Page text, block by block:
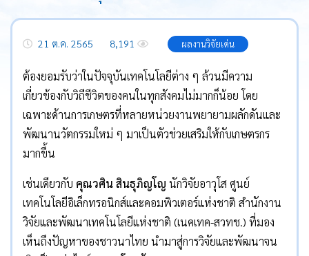
21 ต.ค. 2565 8,191 ผลงานวิจัยเด่น
ต้องยอมรับว่าในปัจจุบันเทคโนโลยีต่าง ๆ ล้วนมีความ
เกี่ยวข้องกับวิถีชีวิตของคนในทุกสังคมไม่มากก็น้อย โดย
เฉพาะด้านการเกษตรที่หลายหน่วยงานพยายามผลักดันและ
พัฒนานวัตกรรมใหม่ ๆ มาเป็นตัวช่วยเสริมให้กับเกษตรกร
มากขึ้น
เช่นเดียวกับ คุณวศิน สินธุภิญโญ นักวิจัยอาวุโส ศูนย์
เทคโนโลยีอิเล็กทรอนิกส์และคอมพิวเตอร์แห่งชาติ สำนักงาน
วิจัยและพัฒนาเทคโนโลยีแห่งชาติ (เนคเทค-สวทช.) ที่มอง
เห็นถึงปัญหาของชาวนาไทย นำมาสู่การวิจัยและพัฒนาจน